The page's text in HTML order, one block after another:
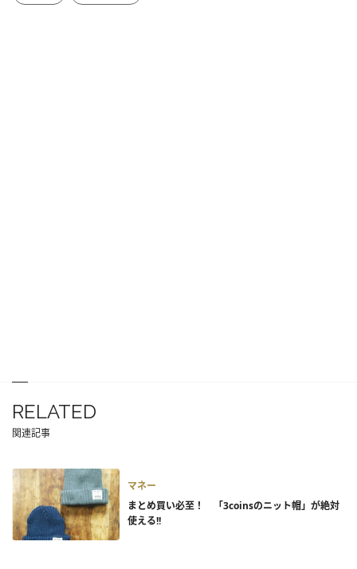
RELATED
関連記事
マネー
まとめ買い必至！ 「3coinsのニット帽」が絶対
使える!!